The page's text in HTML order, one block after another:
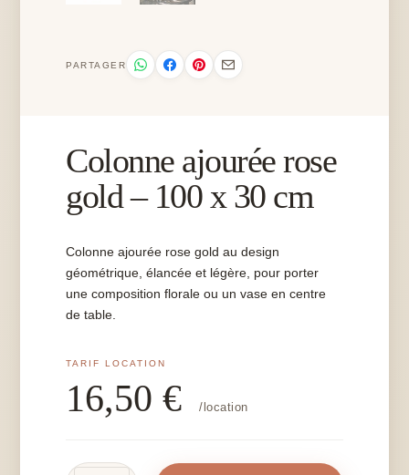
PARTAGER
Colonne ajourée rose
gold – 100 x 30 cm
Colonne ajourée rose gold au design
géométrique, élancée et légère, pour porter
une composition florale ou un vase en centre
de table.
16,50€ /location